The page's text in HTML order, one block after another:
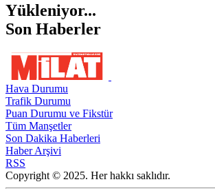
Yükleniyor...
Son Haberler
Hava Durumu
Trafik Durumu
Puan Durumu ve Fikstür
Tüm Manşetler
Son Dakika Haberleri
Haber Arşivi
RSS
Copyright © 2025. Her hakkı saklıdır.